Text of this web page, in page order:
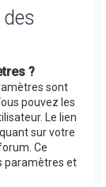
?
sont
pouvez les
Le lien
sur votre
Ce
paramètres et